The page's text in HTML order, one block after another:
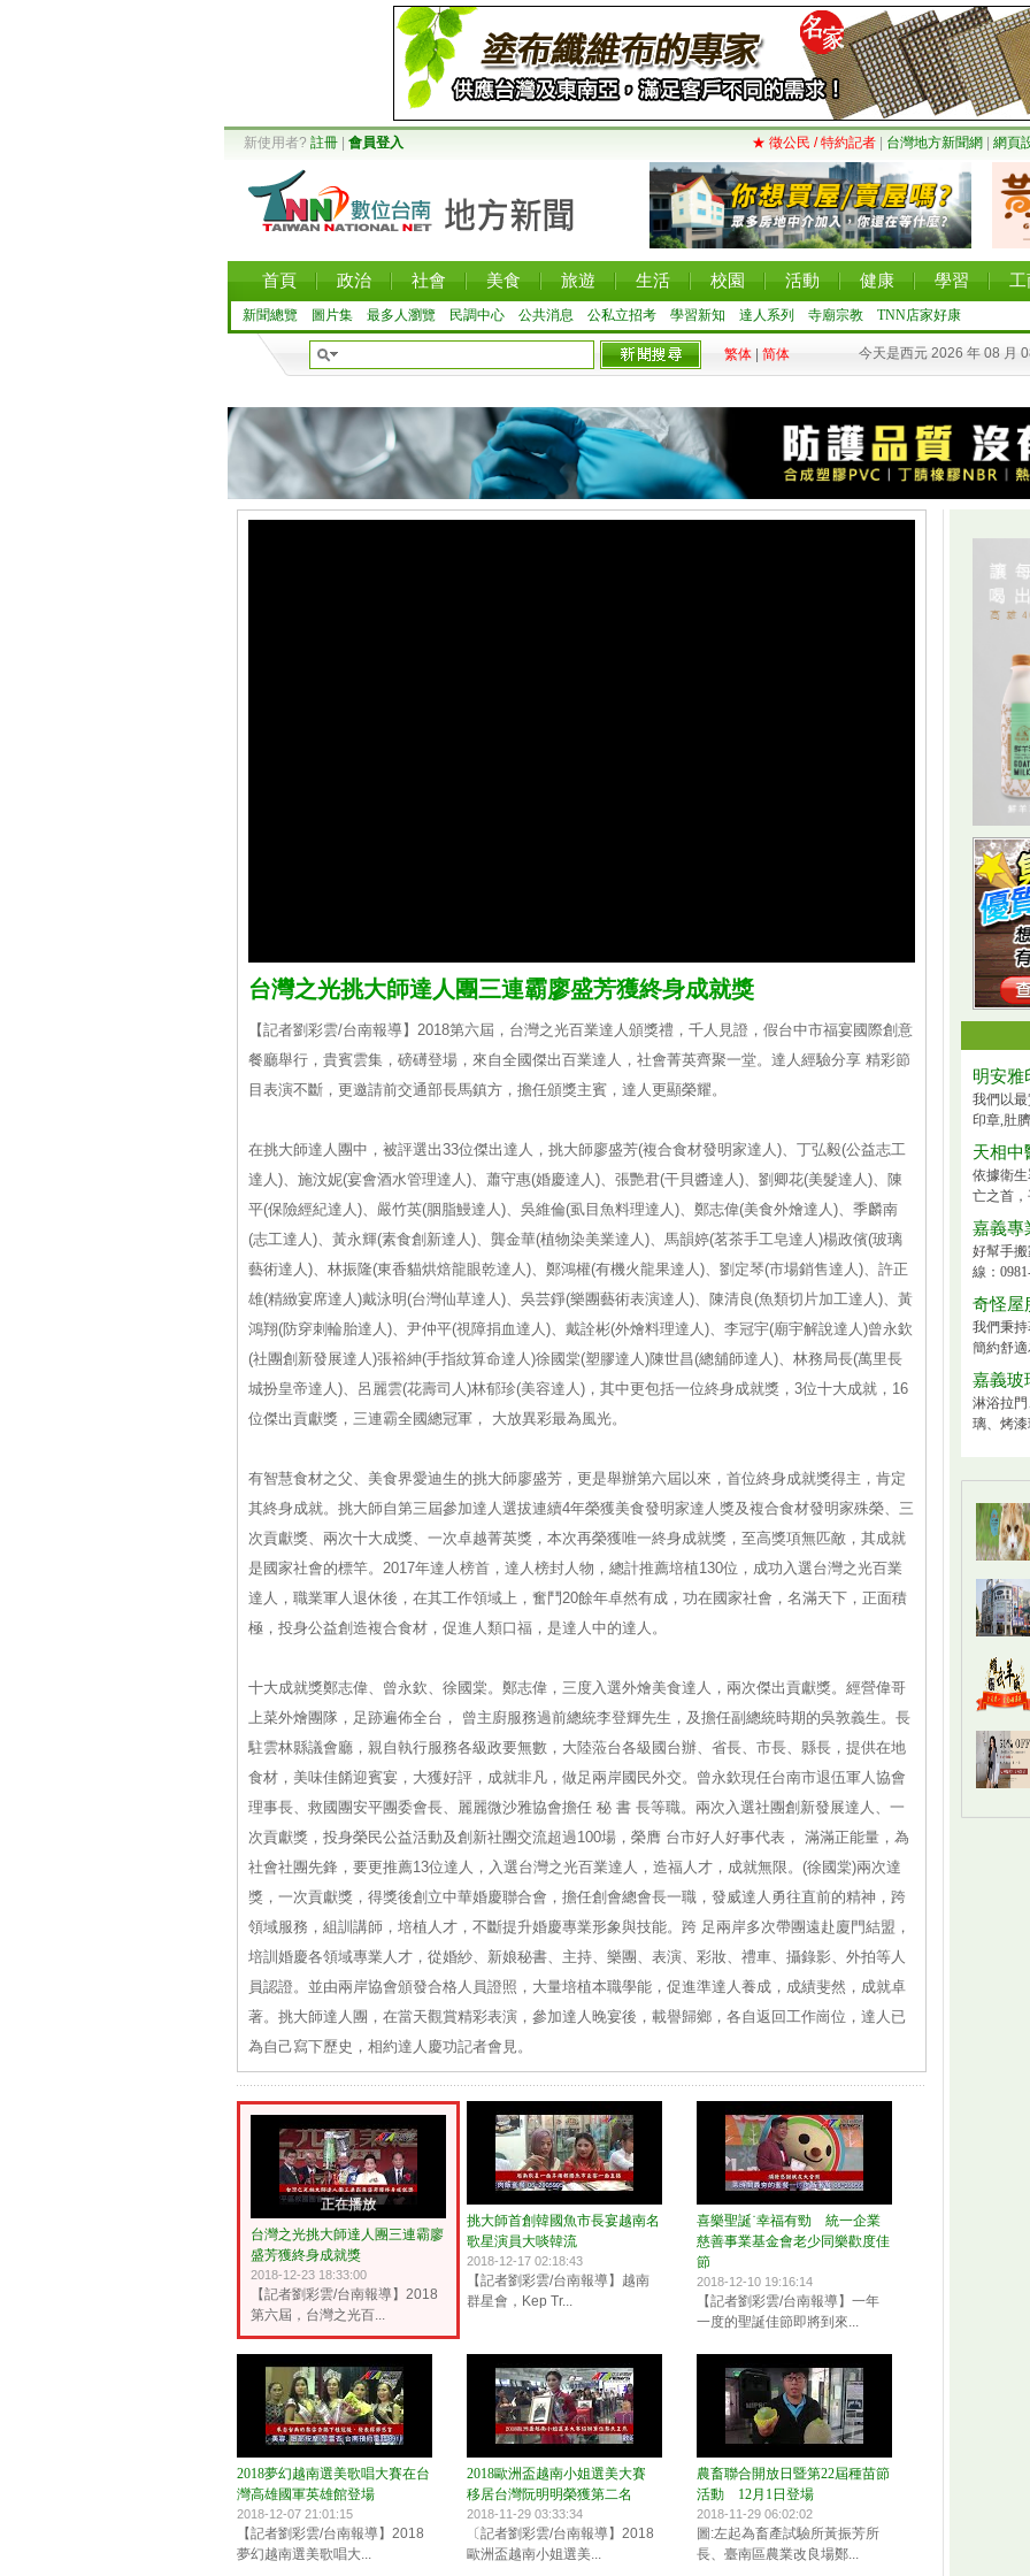
新使用者? 註冊 會員登入 ★ 徵公民 / 特約記者 台灣地方新聞網 網頁
首頁 政治 社會 美食 旅遊 生活 校園 活動 健康 學習 工
新聞總覽 圖片集 最多人瀏覽 民調中心 公共消息 公私立招考 學習新知 達人系列 寺廟宗教 TNN店家好康
繁体 简体 今天是西元 2026 年 08 月
台灣之光挑大師達人團三連霸廖盛芳獲終身成就獎
【記者劉彩雲/台南報導】2018第六屆，台灣之光百業達人頒獎禮，千人見證，假台中市福宴國際創意
餐廳舉行，貴賓雲集，磅礡登場，來自全國傑出百業達人，社會菁英齊聚一堂。達人經驗分享 精彩節
目表演不斷，更邀請前交通部長馬鎮方，擔任頒獎主賓，達人更顯榮耀。
在挑大師達人團中，被評選出33位傑出達人，挑大師廖盛芳(複合食材發明家達人)、丁弘毅(公益志工
達人)、施汶妮(宴會酒水管理達人)、蕭守惠(婚慶達人)、張艷君(干貝醬達人)、劉卿花(美髮達人)、陳
平(保險經紀達人)、嚴竹英(胭脂鰻達人)、吳維倫(虱目魚料理達人)、鄭志偉(美食外燴達人)、季麟南
(志工達人)、黃永輝(素食創新達人)、龔金華(植物染美業達人)、馬韻婷(茗茶手工皂達人)楊政儐(玻璃
藝術達人)、林振隆(東香貓烘焙龍眼乾達人)、鄭鴻權(有機火龍果達人)、劉定琴(市場銷售達人)、許正
雄(精緻宴席達人)戴泳明(台灣仙草達人)、吳芸錚(樂團藝術表演達人)、陳清良(魚類切片加工達人)、黃
鴻翔(防穿刺輪胎達人)、尹仲平(視障捐血達人)、戴詮彬(外燴料理達人)、李冠宇(廟宇解說達人)曾永欽
(社團創新發展達人)張裕紳(手指紋算命達人)徐國棠(塑膠達人)陳世昌(總舖師達人)、林務局長(萬里長
城扮皇帝達人)、呂麗雲(花壽司人)林郁珍(美容達人)，其中更包括一位終身成就獎，3位十大成就，16
位傑出貢獻獎，三連霸全國總冠軍， 大放異彩最為風光。
有智慧食材之父、美食界愛迪生的挑大師廖盛芳，更是舉辦第六屆以來，首位終身成就獎得主，肯定
其終身成就。挑大師自第三屆參加達人選拔連續4年榮獲美食發明家達人獎及複合食材發明家殊榮、三
次貢獻獎、兩次十大成獎、一次卓越菁英獎，本次再榮獲唯一終身成就獎，至高獎項無匹敵，其成就
是國家社會的標竿。2017年達人榜首，達人榜封人物，總計推薦培植130位，成功入選台灣之光百業
達人，職業軍人退休後，在其工作領域上，奮鬥20餘年卓然有成，功在國家社會，名滿天下，正面積
極，投身公益創造複合食材，促進人類口福，是達人中的達人。
十大成就獎鄭志偉、曾永欽、徐國棠。鄭志偉，三度入選外燴美食達人，兩次傑出貢獻獎。經營偉哥
上菜外燴團隊，足跡遍佈全台， 曾主廚服務過前總統李登輝先生，及擔任副總統時期的吳敦義生。長
駐雲林縣議會廳，親自執行服務各級政要無數，大陸蒞台各級國台辦、省長、市長、縣長，提供在地
食材，美味佳餚迎賓宴，大獲好評，成就非凡，做足兩岸國民外交。曾永欽現任台南市退伍軍人協會
理事長、救國團安平團委會長、麗麗微沙雅協會擔任 秘 書 長等職。兩次入選社團創新發展達人、一
次貢獻獎，投身榮民公益活動及創新社團交流超過100場，榮膺 台市好人好事代表， 滿滿正能量，為
社會社團先鋒，要更推薦13位達人，入選台灣之光百業達人，造福人才，成就無限。(徐國棠)兩次達
獎，一次貢獻獎，得獎後創立中華婚慶聯合會，擔任創會總會長一職，發威達人勇往直前的精神，跨
領域服務，組訓講師，培植人才，不斷提升婚慶專業形象與技能。跨 足兩岸多次帶團遠赴廈門結盟，
培訓婚慶各領域專業人才，從婚紗、新娘秘書、主持、樂團、表演、彩妝、禮車、攝錄影、外拍等人
員認證。並由兩岸協會頒發合格人員證照，大量培植本職學能，促進準達人養成，成績斐然，成就卓
著。挑大師達人團，在當天觀賞精彩表演，參加達人晚宴後，載譽歸鄉，各自返回工作崗位，達人已
為自己寫下歷史，相約達人慶功記者會見。
正在播放
台灣之光挑大師達人團三連霸廖
盛芳獲終身成就獎
2018-12-23 18:33:00
【記者劉彩雲/台南報導】2018
第六屆，台灣之光百...
挑大師首創韓國魚市長宴越南名
歌星演員大啖韓流
2018-12-17 02:18:43
【記者劉彩雲/台南報導】越南
群星會，Kep Tr...
喜樂聖誕˙幸福有勁 統一企業
慈善事業基金會老少同樂歡度佳
節
2018-12-10 19:16:14
【記者劉彩雲/台南報導】一年
一度的聖誕佳節即將到來...
2018夢幻越南選美歌唱大賽在台
灣高雄國軍英雄館登場
2018-12-07 21:01:15
【記者劉彩雲/台南報導】2018
夢幻越南選美歌唱大...
2018歐洲盃越南小姐選美大賽
移居台灣阮明明榮獲第二名
2018-11-29 03:33:34
〔記者劉彩雲/台南報導】2018
歐洲盃越南小姐選美...
農畜聯合開放日暨第22屆種苗節
活動 12月1日登場
2018-11-29 06:02:02
圖:左起為畜產試驗所黃振芳所
長、臺南區農業改良場鄭...
明安雅
我們以
印章,肚
天相中
依據衛生
亡之首
嘉義專
好幫手
線：
奇怪屋
我們秉
簡約舒
嘉義玻
淋浴拉
璃、烤